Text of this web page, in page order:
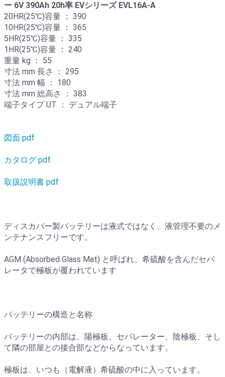
ー 6V 390Ah 20h率 EVシリーズ EVL16A-A
20HR(25℃)容量 ： 390
10HR(25℃)容量 ： 365
5HR(25℃)容量 ： 335
1HR(25℃)容量 ： 240
重量 kg ： 55
寸法 mm 長さ ： 295
寸法 mm 幅 ： 180
寸法 mm 総高さ ： 383
端子タイプ UT ： デュアル端子
図面 pdf
カタログ pdf
取扱説明書 pdf
ディスカバー製バッテリーは液式ではなく、液管理不要のメ
ンテナンスフリーです。
AGM (Absorbed Glass Mat) と呼ばれ、希硫酸を含んだセパ
レータで極板が覆われています
バッテリーの構造と名称
バッテリーの内部は、陽極板、セパレーター、陰極板、そし
て隣の部屋との接合部などからなっています。
極板は、いつも（電解液）希硫酸の中に入っています。